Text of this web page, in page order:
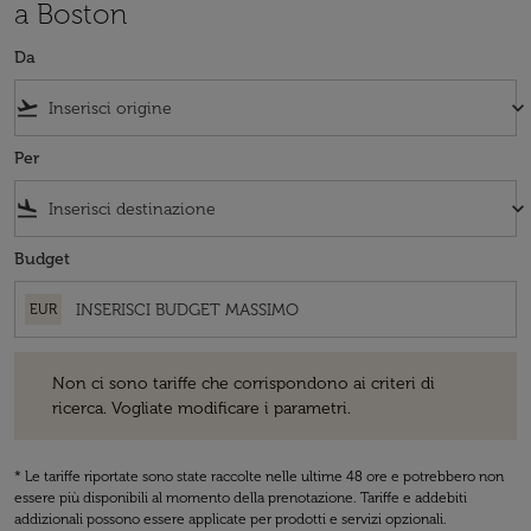
a Boston
Da
flight_takeoff keyboard_arrow_down
Per
flight_land keyboard_arrow_down
Budget
EUR
Non ci sono tariffe che corrispondono ai criteri di
ricerca. Vogliate modificare i parametri.
* Le tariffe riportate sono state raccolte nelle ultime 48 ore e potrebbero non
essere più disponibili al momento della prenotazione. Tariffe e addebiti
addizionali possono essere applicate per prodotti e servizi opzionali.